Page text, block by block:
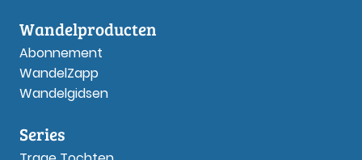
Wandelproducten
Abonnement
WandelZapp
Wandelgidsen
Series